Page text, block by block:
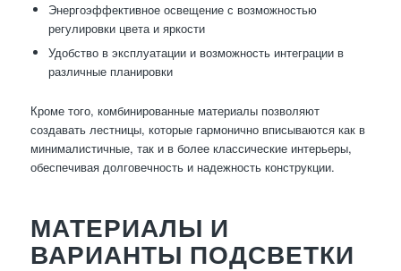
Энергоэффективное освещение с возможностью
регулировки цвета и яркости
Удобство в эксплуатации и возможность интеграции в
различные планировки
Кроме того, комбинированные материалы позволяют
создавать лестницы, которые гармонично вписываются как в
минималистичные, так и в более классические интерьеры,
обеспечивая долговечность и надежность конструкции.
МАТЕРИАЛЫ И
ВАРИАНТЫ ПОДСВЕТКИ